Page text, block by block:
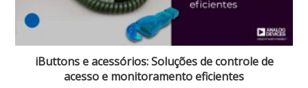
iButtons e acessórios: Soluções de controle de
acesso e monitoramento eficientes